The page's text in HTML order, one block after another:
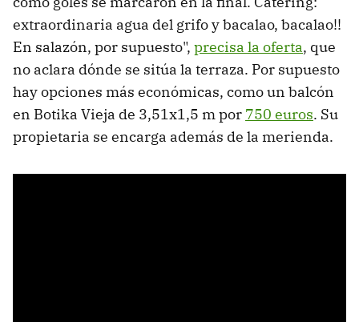
extraordinaria agua del grifo y bacalao, bacalao!!
En salazón, por supuesto", precisa la oferta, que
no aclara dónde se sitúa la terraza. Por supuesto
hay opciones más económicas, como un balcón
en Botika Vieja de 3,51x1,5 m por 750 euros. Su
propietaria se encarga además de la merienda.